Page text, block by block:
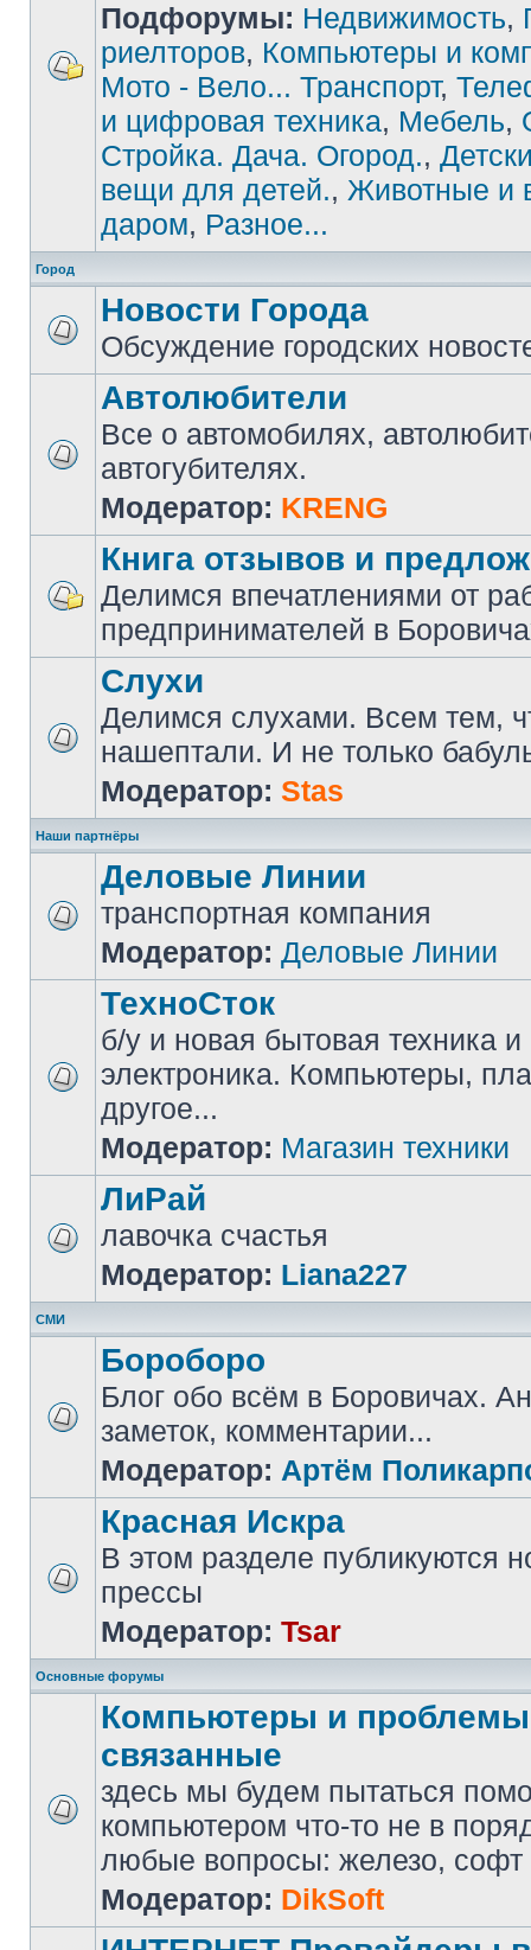
Подфорумы: Недвижимость,
риелторов, Компьютеры и
Мото - Вело... Транспорт,
и цифровая техника, Мебель,
Стройка. Дача. Огород.,
вещи для детей., Животные и
даром, Разное...
Город
Новости Города
Обсуждение городских
Автолюбители
Все о автомобилях,
автогубителях.
Модератор: KRENG
Книга отзывов и
Делимся впечатлениями от
предпринимателей в
Слухи
Делимся слухами. Всем тем,
нашептали. И не только
Модератор: Stas
Наши партнёры
Деловые Линии
транспортная компания
Модератор: Деловые Линии
ТехноСток
б/у и новая бытовая техника и
электроника. Компьютеры,
другое...
Модератор: Магазин техники
ЛиРай
лавочка счастья
Модератор: Liana227
СМИ
Бороборо
Блог обо всём в Боровичах.
заметок, комментарии...
Модератор: Артём
Красная Искра
В этом разделе публикуются
прессы
Модератор: Tsar
Основные форумы
Компьютеры и
связанные
здесь мы будем пытаться
компьютером что-то не в
любые вопросы: железо, софт
Модератор: DikSoft